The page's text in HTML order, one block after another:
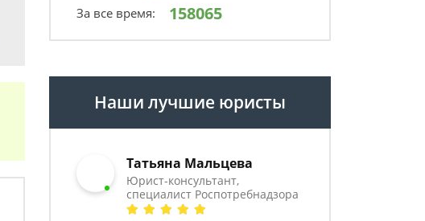
За все время: 158065
Наши лучшие юристы
Татьяна Мальцева
Юрист-консультант,
специалист Роспотребнадзора